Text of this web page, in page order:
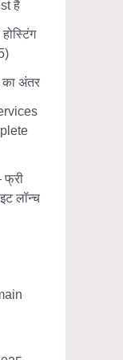
है
अंतर
फ्री
लॉन्च